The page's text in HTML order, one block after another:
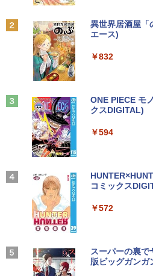
Windows11
パソコン
薄型ノート
FI Bluetooth
【1500円OFF
soft Office付
book G83 中
ック
リップス
液晶モニター
80) スピーカ
モバイルモニ
FHD ポータブ
類】タッチ/
プレイ
Type-C HDMI
￥2,500
￥1,925
全国高校野球
新聞社 ]
￥2,200
魔女と傭兵（
]
Anker
Anker
ラック
￥14,990
【2026年アッ
レスイヤホン
るーとゅーす
￥1,964
BRUCE
[Explicit]
￥250
On My Road
On My Road
BUGS LIFE
by Amazon 天
富士山の天然水
ットル (Smart
by Amazon 天
￥1,117
by Amazon 炭
art Basic)
コカ・コーラ
異世界居酒屋「
エース)
￥832
ONE PIECE モ
クスDIGITAL)
￥594
コミックス
￥572
スーパーの裏
版ビッグガンガ